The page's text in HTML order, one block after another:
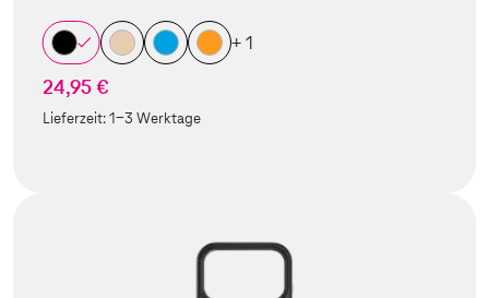
+ 1
24,95 €
Lieferzeit:1-3 Werktage